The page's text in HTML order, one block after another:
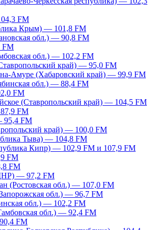
FM
Крым) — 101,8 FM
обл.) — 90,8 FM
FM
обл.) — 102,2 FM
край) — 95,0 FM
Амуре (Хабаровский край) — 99,9 FM
обл.) — 88,4 FM
FM
(Ставропольский край) — 104,5 FM
FM
95,4 FM
край) — 100,0 FM
Тыва) — 104,8 FM
Кипр) — 102,9 FM и 107,9 FM
FM
FM
— 97,2 FM
(Ростовская обл.) — 107,0 FM
обл.) — 96,7 FM
обл.) — 102,2 FM
обл.) — 92,4 FM
FM